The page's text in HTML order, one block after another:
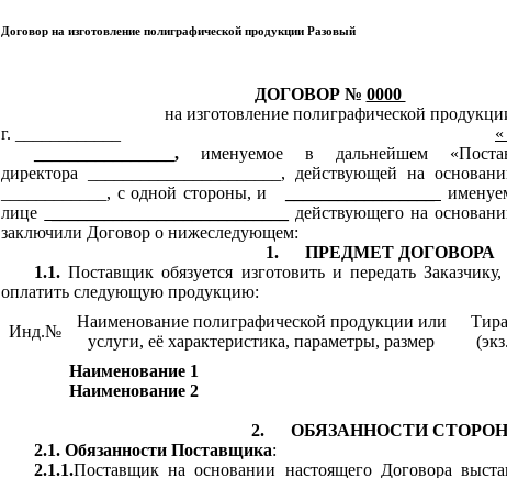
Договор на изготовление полиграфической продукции Разовый
ДОГОВОР № 0000
на изготовление полиграфической
г. ____________
«
________________, именуемое в дальнейшем
директора ______________________, действующей на
____________, с одной стороны, и
лице
действующего на
заключили Договор о нижеследующем:
1.
ПРЕДМЕТ ДОГОВОРА
1.1.Поставщик обязуется изготовить и передать
оплатить следующую продукцию:
Инд.№
Наименование полиграфической продукции или
услуги, её характеристика, параметры, размер
Наименование 1
Наименование 2
2.
ОБЯЗАННОСТИ СТОРОН
2.1. Обязанности Поставщика:
2.1.1.Поставщик на основании настоящего Договора